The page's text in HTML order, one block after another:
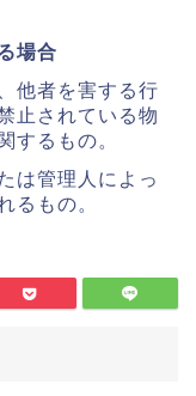
場合
他者を害する行
止されている物
するもの。
は管理人によっ
るもの。